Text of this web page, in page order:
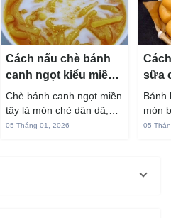
Cách nấu chè bánh
canh ngọt kiểu miền
Tây ngon chuẩn vị
Chè bánh canh ngọt miền
tây là món chè dân dã,
gắn liền với đời sống sinh
05 Tháng 01, 2026
sữa
hấp
Bánh
món
mùi
05